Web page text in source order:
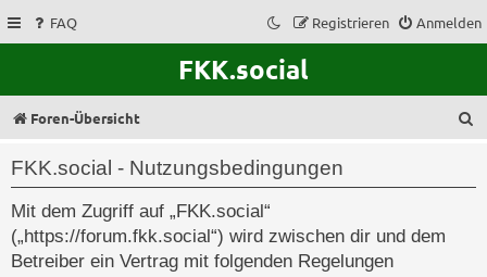
FAQ Anmelden
Registrieren
FKK.social
Foren-Übersicht
FKK.social - Nutzungsbedingungen
Mit dem Zugriff auf „FKK.social“
(„https://forum.fkk.social“) wird zwischen dir und dem
Betreiber ein Vertrag mit folgenden Regelungen